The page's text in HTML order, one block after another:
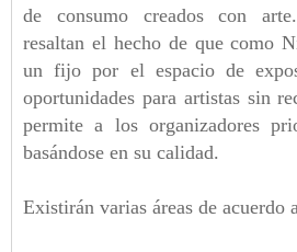
de consumo creados con
resaltan el hecho de que como
un fijo por el espacio de
oportunidades para artistas sin
permite a los organizadores
basándose en su calidad.
Existirán varias áreas de acuerdo